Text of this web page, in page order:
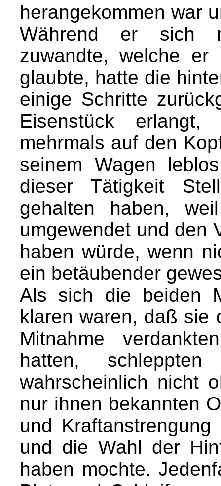
herangekommen war
Während er sich
zuwandte, welche er
glaubte, hatte die
einige Schritte
Eisenstück
mehrmals auf den
seinem Wagen
dieser Tätigkeit
gehalten haben,
umgewendet und den
haben würde, wenn
ein betäubender
Als sich die beiden
klaren waren, daß sie
Mitnahme
hatten,
wahrscheinlich nicht
nur ihnen bekannten
und
und die Wahl der
haben mochte.